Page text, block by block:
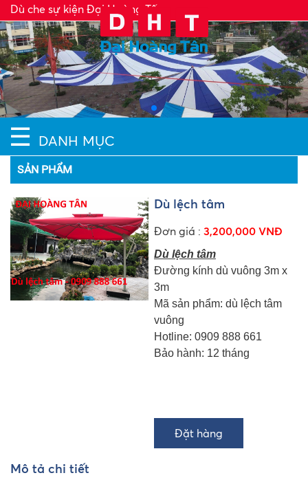
Dù che sự kiện Đại Hoàng Tấn
☰ DANH MỤC
SẢN PHẨM
Dù lệch tâm
Đơn giá : 3,200,000 VNĐ
Dù lệch tâm
Đường kính dù vuông 3m x
3m
Mã sản phẩm: dù lệch tâm
vuông
Hotline: 0909 888 661
Bảo hành: 12 tháng
Mô tả chi tiết